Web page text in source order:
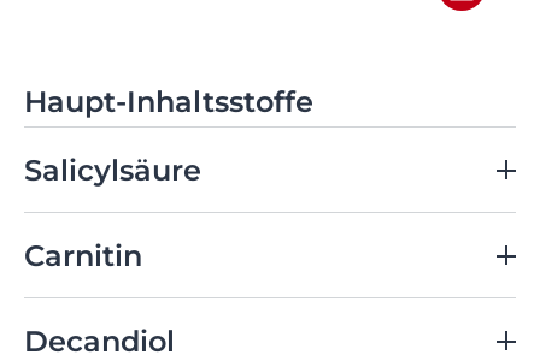
Haupt-Inhaltsstoffe
Salicylsäure
Reduziert Hautunreinheiten & beugt deren
Neuentstehung vor
Carnitin
Decandiol